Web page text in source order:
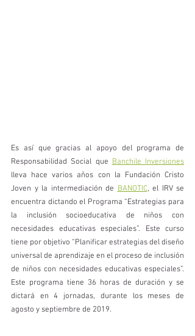
Es así que gracias al apoyo del programa de
Responsabilidad Social que Banchile Inversiones
lleva hace varios años con la Fundación Cristo
Joven y la intermediación de BANOTIC, el IRV se
encuentra dictando el Programa “Estrategias para
la inclusión socioeducativa de niños con
necesidades educativas especiales”. Este curso
tiene por objetivo “Planificar estrategias del diseño
universal de aprendizaje en el proceso de inclusión
de niños con necesidades educativas especiales”.
Este programa tiene 36 horas de duración y se
dictará en 4 jornadas, durante los meses de
agosto y septiembre de 2019.